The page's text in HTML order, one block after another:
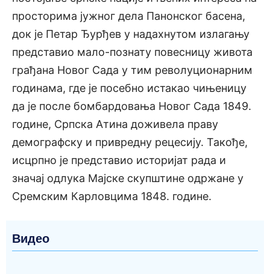
просторима јужног дела Панонског басена,
док је Петар Ђурђев у надахнутом излагању
представио мало-познату повесницу живота
грађана Новог Сада у тим револуционарним
годинама, где је посебно истакао чињеницу
да је после бомбардовања Новог Сада 1849.
године, Српска Атина доживела праву
демографску и привредну рецесију. Такође,
исцрпно је представио историјат рада и
значај одлука Мајске скупштине одржане у
Сремским Карловцима 1848. године.
Видео